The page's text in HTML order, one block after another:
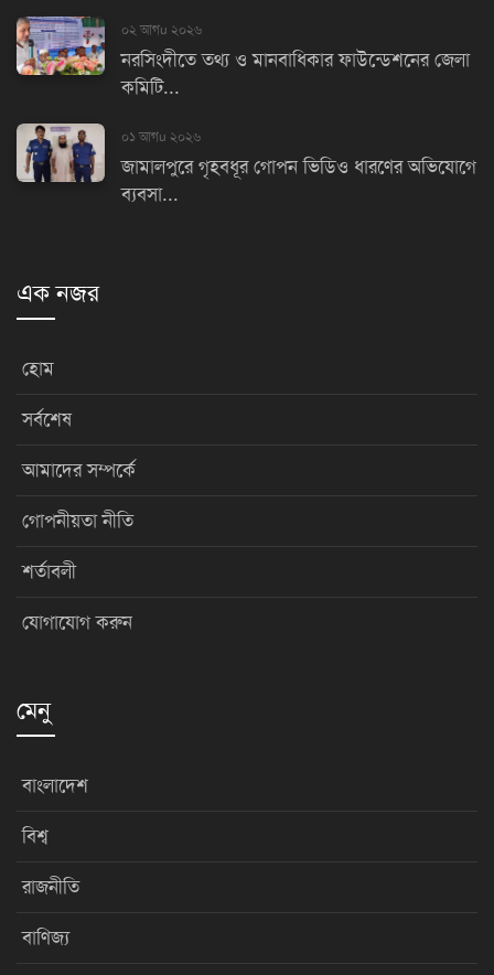
০২ আগu ২০২৬
নরসিংদীতে তথ্য ও মানবাধিকার ফাউন্ডেশনের জেলা
কমিটি...
০১ আগu ২০২৬
জামালপুরে গৃহবধূর গোপন ভিডিও ধারণের অভিযোগে
ব্যবসা...
এক নজর
হোম
সর্বশেষ
আমাদের সম্পর্কে
গোপনীয়তা নীতি
শর্তাবলী
যোগাযোগ করুন
মেনু
বাংলাদেশ
বিশ্ব
রাজনীতি
বাণিজ্য